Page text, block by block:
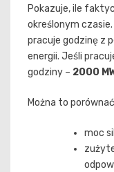
Pokazuje, ile
określonym
pracuje godzinę z
energii. Jeśli
godziny – 2000
Można to
moc